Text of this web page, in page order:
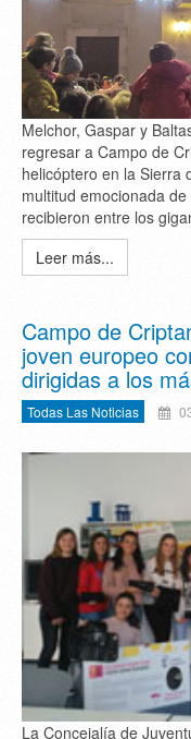
Melchor, Gaspar y
regresar a Campo de
helicóptero en la Sierra
multitud emocionada
recibieron entre los
Leer más...
Campo de
joven europeo
dirigidas a los
Todas Las Noticias
La Concejalía de